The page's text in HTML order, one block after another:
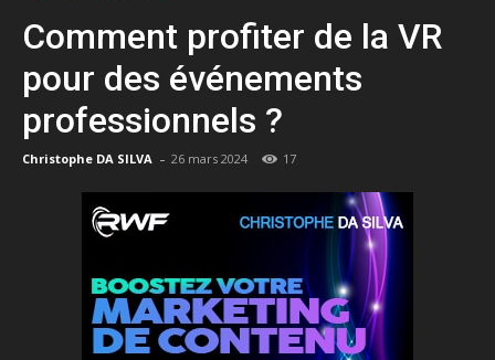
Comment profiter de la VR
pour des événements
professionnels ?
Christophe DA SILVA - 26 mars 2024 17